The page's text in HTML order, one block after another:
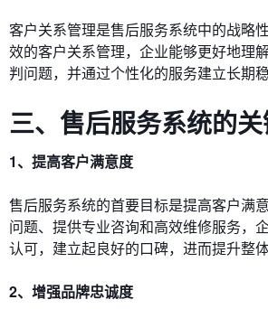
客户关系管理是售后服务系统中的战略
效的客户关系管理，企业能够更好地理
判问题，并通过个性化的服务建立长期
三、售后服务系统的
1、提高客户满意度
售后服务系统的首要目标是提高客户满
问题、提供专业咨询和高效维修服务，
认可，建立起良好的口碑，进而提升整
2、增强品牌忠诚度